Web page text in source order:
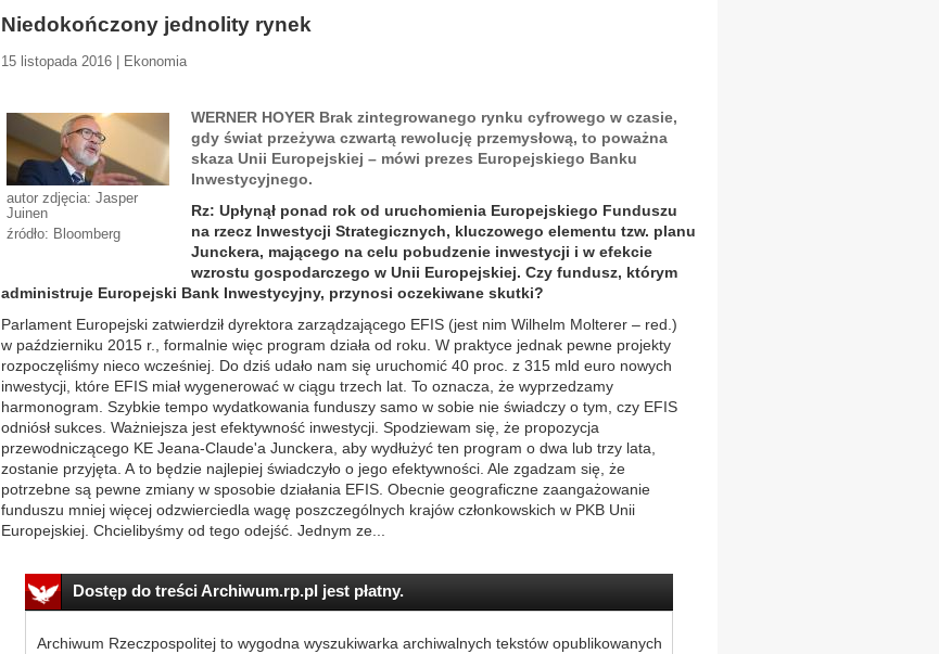
Niedokończony jednolity rynek
15 listopada 2016 | Ekonomia
autor zdjęcia: Jasper
Juinen
źródło: Bloomberg
WERNER HOYER Brak zintegrowanego rynku cyfrowego w czasie,
gdy świat przeżywa czwartą rewolucję przemysłową, to poważna
skaza Unii Europejskiej – mówi prezes Europejskiego Banku
Inwestycyjnego.
Rz: Upłynął ponad rok od uruchomienia Europejskiego Funduszu
na rzecz Inwestycji Strategicznych, kluczowego elementu tzw. planu
Junckera, mającego na celu pobudzenie inwestycji i w efekcie
wzrostu gospodarczego w Unii Europejskiej. Czy fundusz, którym
administruje Europejski Bank Inwestycyjny, przynosi oczekiwane skutki?
Parlament Europejski zatwierdził dyrektora zarządzającego EFIS (jest nim Wilhelm Molterer – red.)
w październiku 2015 r., formalnie więc program działa od roku. W praktyce jednak pewne projekty
rozpoczęliśmy nieco wcześniej. Do dziś udało nam się uruchomić 40 proc. z 315 mld euro nowych
inwestycji, które EFIS miał wygenerować w ciągu trzech lat. To oznacza, że wyprzedzamy
harmonogram. Szybkie tempo wydatkowania funduszy samo w sobie nie świadczy o tym, czy EFIS
odniósł sukces. Ważniejsza jest efektywność inwestycji. Spodziewam się, że propozycja
przewodniczącego KE Jeana-Claude'a Junckera, aby wydłużyć ten program o dwa lub trzy lata,
zostanie przyjęta. A to będzie najlepiej świadczyło o jego efektywności. Ale zgadzam się, że
potrzebne są pewne zmiany w sposobie działania EFIS. Obecnie geograficzne zaangażowanie
funduszu mniej więcej odzwierciedla wagę poszczególnych krajów członkowskich w PKB Unii
Europejskiej. Chcielibyśmy od tego odejść. Jednym ze...
Dostęp do treści Archiwum.rp.pl jest płatny.
Archiwum Rzeczpospolitej to wygodna wyszukiwarka archiwalnych tekstów opublikowanych